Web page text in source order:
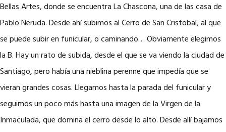
Bellas Artes, donde se encuentra La Chascona, una de las casa de
Pablo Neruda. Desde ahí subimos al Cerro de San Cristobal, al que
se puede subir en funicular, o caminando… Obviamente elegimos
la B. Hay un rato de subida, desde el que se va viendo la ciudad de
Santiago, pero había una nieblina perenne que impedía que se
vieran grandes cosas. Llegamos hasta la parada del funicular y
seguimos un poco más hasta una imagen de la Virgen de la
Inmaculada, que domina el cerro desde lo alto. Desde allí bajamos